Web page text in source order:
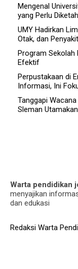
Mengenal
yang Perlu
UMY Hadirkan
Otak, dan
Program Sekolah
Efektif
Perpustakaan di
Informasi, Ini
Tanggapi
Sleman
Warta pendidikan
menyajikan
dan edukasi
Redaksi Warta